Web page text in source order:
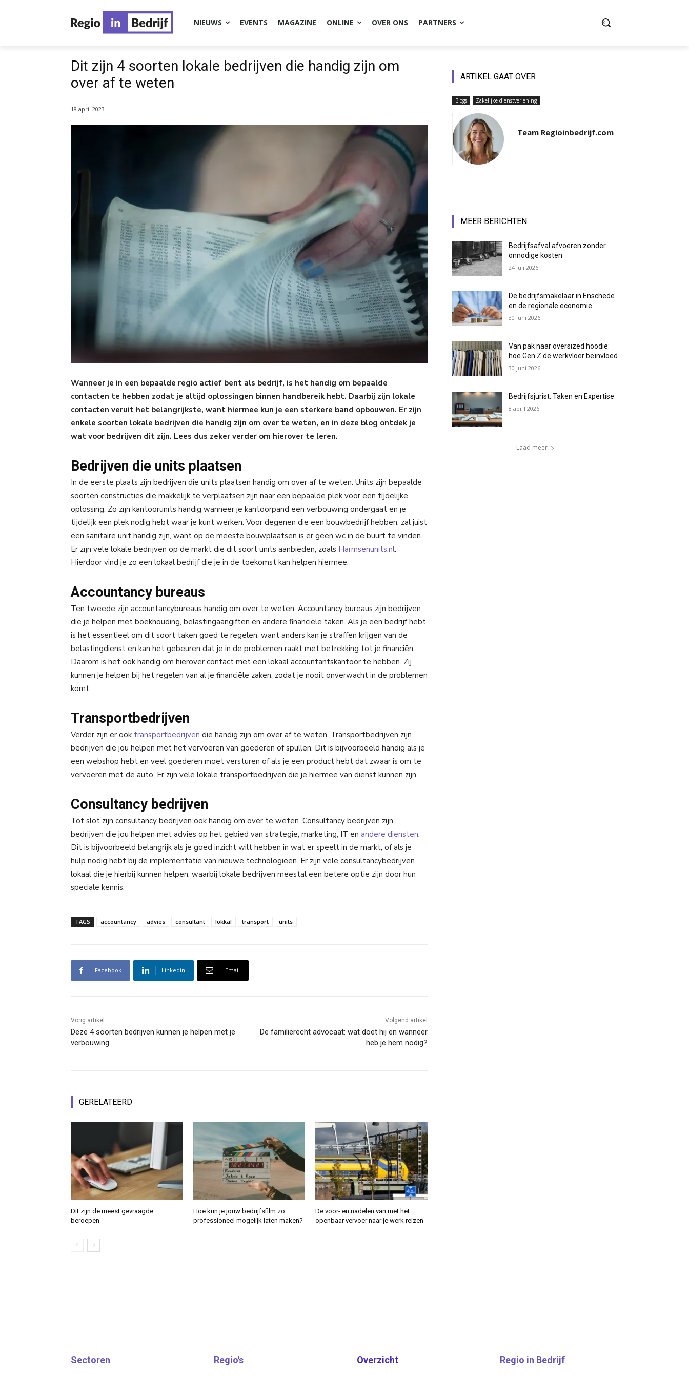
NIEUWS EVENTS MAGAZINE ONLINE OVER ONS PARTNERS
Dit zijn 4 soorten lokale bedrijven die handig zijn om
over af te weten
18 april 2023
Wanneer je in een bepaalde regio actief bent als bedrijf, is het handig om bepaalde
contacten te hebben zodat je altijd oplossingen binnen handbereik hebt. Daarbij zijn lokale
contacten veruit het belangrijkste, want hiermee kun je een sterkere band opbouwen. Er zijn
enkele soorten lokale bedrijven die handig zijn om over te weten, en in deze blog ontdek je
wat voor bedrijven dit zijn. Lees dus zeker verder om hierover te leren.
Bedrijven die units plaatsen
In de eerste plaats zijn bedrijven die units plaatsen handig om over af te weten. Units zijn bepaalde
soorten constructies die makkelijk te verplaatsen zijn naar een bepaalde plek voor een tijdelijke
oplossing. Zo zijn kantoorunits handig wanneer je kantoorpand een verbouwing ondergaat en je
tijdelijk een plek nodig hebt waar je kunt werken. Voor degenen die een bouwbedrijf hebben, zal juist
een sanitaire unit handig zijn, want op de meeste bouwplaatsen is er geen wc in de buurt te vinden.
Er zijn vele lokale bedrijven op de markt die dit soort units aanbieden, zoals Harmsenunits.nl.
Hierdoor vind je zo een lokaal bedrijf die je in de toekomst kan helpen hiermee.
Accountancy bureaus
Ten tweede zijn accountancybureaus handig om over te weten. Accountancy bureaus zijn bedrijven
die je helpen met boekhouding, belastingaangiften en andere financiële taken. Als je een bedrijf hebt,
is het essentieel om dit soort taken goed te regelen, want anders kan je straffen krijgen van de
belastingdienst en kan het gebeuren dat je in de problemen raakt met betrekking tot je financiën.
Daarom is het ook handig om hierover contact met een lokaal accountantskantoor te hebben. Zij
kunnen je helpen bij het regelen van al je financiële zaken, zodat je nooit onverwacht in de problemen
komt.
Transportbedrijven
Verder zijn er ook transportbedrijven die handig zijn om over af te weten. Transportbedrijven zijn
bedrijven die jou helpen met het vervoeren van goederen of spullen. Dit is bijvoorbeeld handig als je
een webshop hebt en veel goederen moet versturen of als je een product hebt dat zwaar is om te
vervoeren met de auto. Er zijn vele lokale transportbedrijven die je hiermee van dienst kunnen zijn.
Consultancy bedrijven
Tot slot zijn consultancy bedrijven ook handig om over te weten. Consultancy bedrijven zijn
bedrijven die jou helpen met advies op het gebied van strategie, marketing, IT en andere diensten.
Dit is bijvoorbeeld belangrijk als je goed inzicht wilt hebben in wat er speelt in de markt, of als je
hulp nodig hebt bij de implementatie van nieuwe technologieën. Er zijn vele consultancybedrijven
lokaal die je hierbij kunnen helpen, waarbij lokale bedrijven meestal een betere optie zijn door hun
speciale kennis.
TAGS accountancy advies consultant lokkal transport units
Facebook Linkedin Email
Vorig artikel
Deze 4 soorten bedrijven kunnen je helpen met je
verbouwing
Volgend artikel
De familierecht advocaat: wat doet hij en wanneer
heb je hem nodig?
GERELATEERD
Dit zijn de meest gevraagde
beroepen
Hoe kun je jouw bedrijfsfilm zo
professioneel mogelijk laten maken?
De voor- en nadelen van met het
openbaar vervoer naar je werk reizen
ARTIKEL GAAT OVER
Blogs Zakelijke dienstverlening
Team Regioinbedrijf.com
MEER BERICHTEN
Bedrijfsafval afvoeren zonder
onnodige kosten
24 juli 2026
De bedrijfsmakelaar in Enschede
en de regionale economie
30 juni 2026
Van pak naar oversized hoodie:
hoe Gen Z de werkvloer beïnvloed
30 juni 2026
Bedrijfsjurist: Taken en Expertise
8 april 2026
Laad meer
Sectoren Regio's Overzicht Regio in Bedrijf